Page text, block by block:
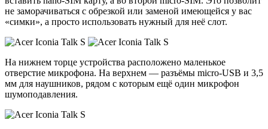
не заморачиваться с обрезкой или заменой имеющейся у вас
«симки», а просто использовать нужный для неё слот.
На нижнем торце устройства расположено маленькое
отверстие микрофона. На верхнем — разъёмы micro-USB и 3,5
мм для наушников, рядом с которым ещё один микрофон
шумоподавления.